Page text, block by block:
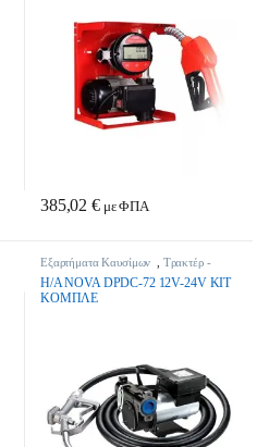
385,02€με ΦΠΑ
Εξαρτήματα Καυσίμων
Τρακτέρ -
H/A NOVA DPDC-72 12V-24V KIT
KOMΠΛE